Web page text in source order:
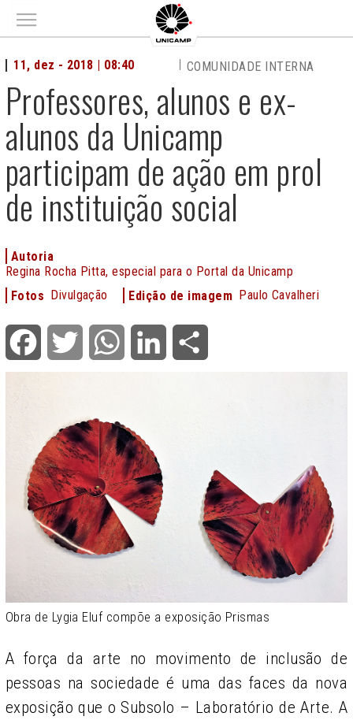
Main menu
Professores, alunos e ex-
alunos da Unicamp
participam de ação em prol
de instituição social
11, dez - 2018 | 08:40 COMUNIDADE INTERNA
Autoria
Regina Rocha Pitta, especial para o Portal da Unicamp
Fotos Divulgação Edição de imagem Paulo Cavalheri
Facebook Twitter WhatsApp LinkedIn
Obra de Lygia Eluf compõe a exposição Prismas
A força da arte no movimento de inclusão de
pessoas na sociedade é uma das faces da nova
exposição que o Subsolo – Laboratório de Arte. A